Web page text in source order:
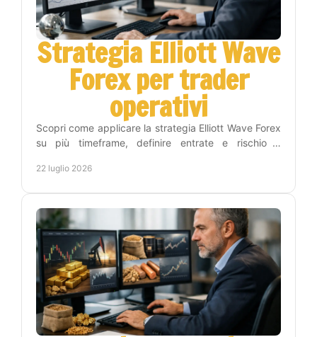
Strategia Elliott Wave
Forex per trader
operativi
Scopri come applicare la strategia Elliott Wave Forex
su più timeframe, definire entrate e rischio e
22 luglio 2026